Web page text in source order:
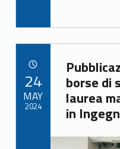
ac
e
b
o
o
k
o
n
Link identifier archive #link-archive-20790
borse di
laurea
in
Link identifier archive #link-archive-thumb-soap-85688
24
MAY
2024